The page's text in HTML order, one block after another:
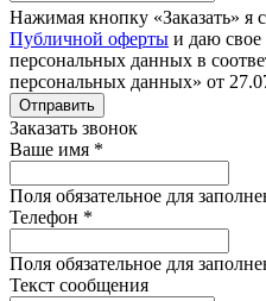
Нажимая кнопку «Заказать» я
Публичной оферты и даю свое
персональных данных в
персональных данных» от
Отправить
Заказать звонок
Ваше имя *
Поля обязательное для
Телефон *
Поля обязательное для
Текст сообщения